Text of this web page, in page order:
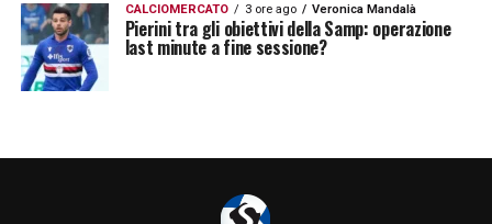
CALCIOMERCATO 3 ore ago Veronica Mandalà
Pierini tra gli obiettivi della Samp: operazione
last minute a fine sessione?